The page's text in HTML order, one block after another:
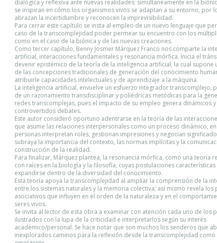
dialógica y reflexiva ante nuevas realidades; simultáneamente en la
se inspiran en cómo los organismos vivos se adaptan a su entorno, por
abrazan la incertidumbre y reconocen la imprevisibilidad.
Para cerrar este capítulo se insta al empleo de un nuevo lenguaje que
caso de la transcomplejidad poder permear su encuentro con los
como en el caso de la biónica y de las nuevas creaciones.
Como tercer capítulo, Benny Josmer Márquez Franco nos comparte la
artificial, interacciones fundamentales y resonancia mórfica. Inicia el
devenir epistémico de la teoría de la inteligencia artificial, la cual supone
de las concepciones tradicionales de generación del conocimiento
atribuirle capacidades intelectuales y de aprendizaje a la máquina.
La inteligencia artificial, envuelve un esfuerzo integrador transcomplejo,
de un razonamiento transdisciplinar y poliédricas metódicas para la
redes transcomplejas, pues el impacto de su empleo genera dinámicos y
controvertidos debates.
Este autor consideró oportuno adentrarse en la teoría de las
que asume las relaciones interpersonales como un proceso dinámico,
personas interpretan roles, gestionan impresiones y negocian
subraya la importancia del contexto, las normas implícitas y la
construcción de la realidad.
Para finalizar, Márquez plantea, la resonancia mórfica, como una teoría
con raíces en la biología y la filosofía, cuyas postulaciones
expandirse dentro de la diversidad del conocimiento.
Esta teoría apoya la transcomplejidad al ampliar la comprensión de la
entre los sistemas naturales y la memoria colectiva; así mismo revela los
asociativos que influyen en el orden de la naturaleza y en el
seres vivos.
Se invita al lector de esta obra a examinar con atención cada uno de los
ilustrados con la lupa de la criticidad e interpretarlos según su interés
académico/personal. Se hace notar que son muchos los senderos que
inexplorados caminos para la reflexión desde la transcomplejidad